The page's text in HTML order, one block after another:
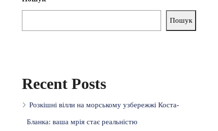
Пошук
Recent Posts
Розкішні вілли на морському узбережжі Коста-
Бланка: ваша мрія стає реальністю